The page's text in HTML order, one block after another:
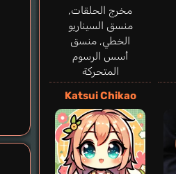
مخرج الحلقات,
منسق السيناريو
الخطي, منسق
أسس الرسوم
المتحركة
Katsui Chikao